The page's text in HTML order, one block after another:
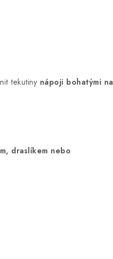
tekutiny nápoji bohatými na
draslíkem nebo